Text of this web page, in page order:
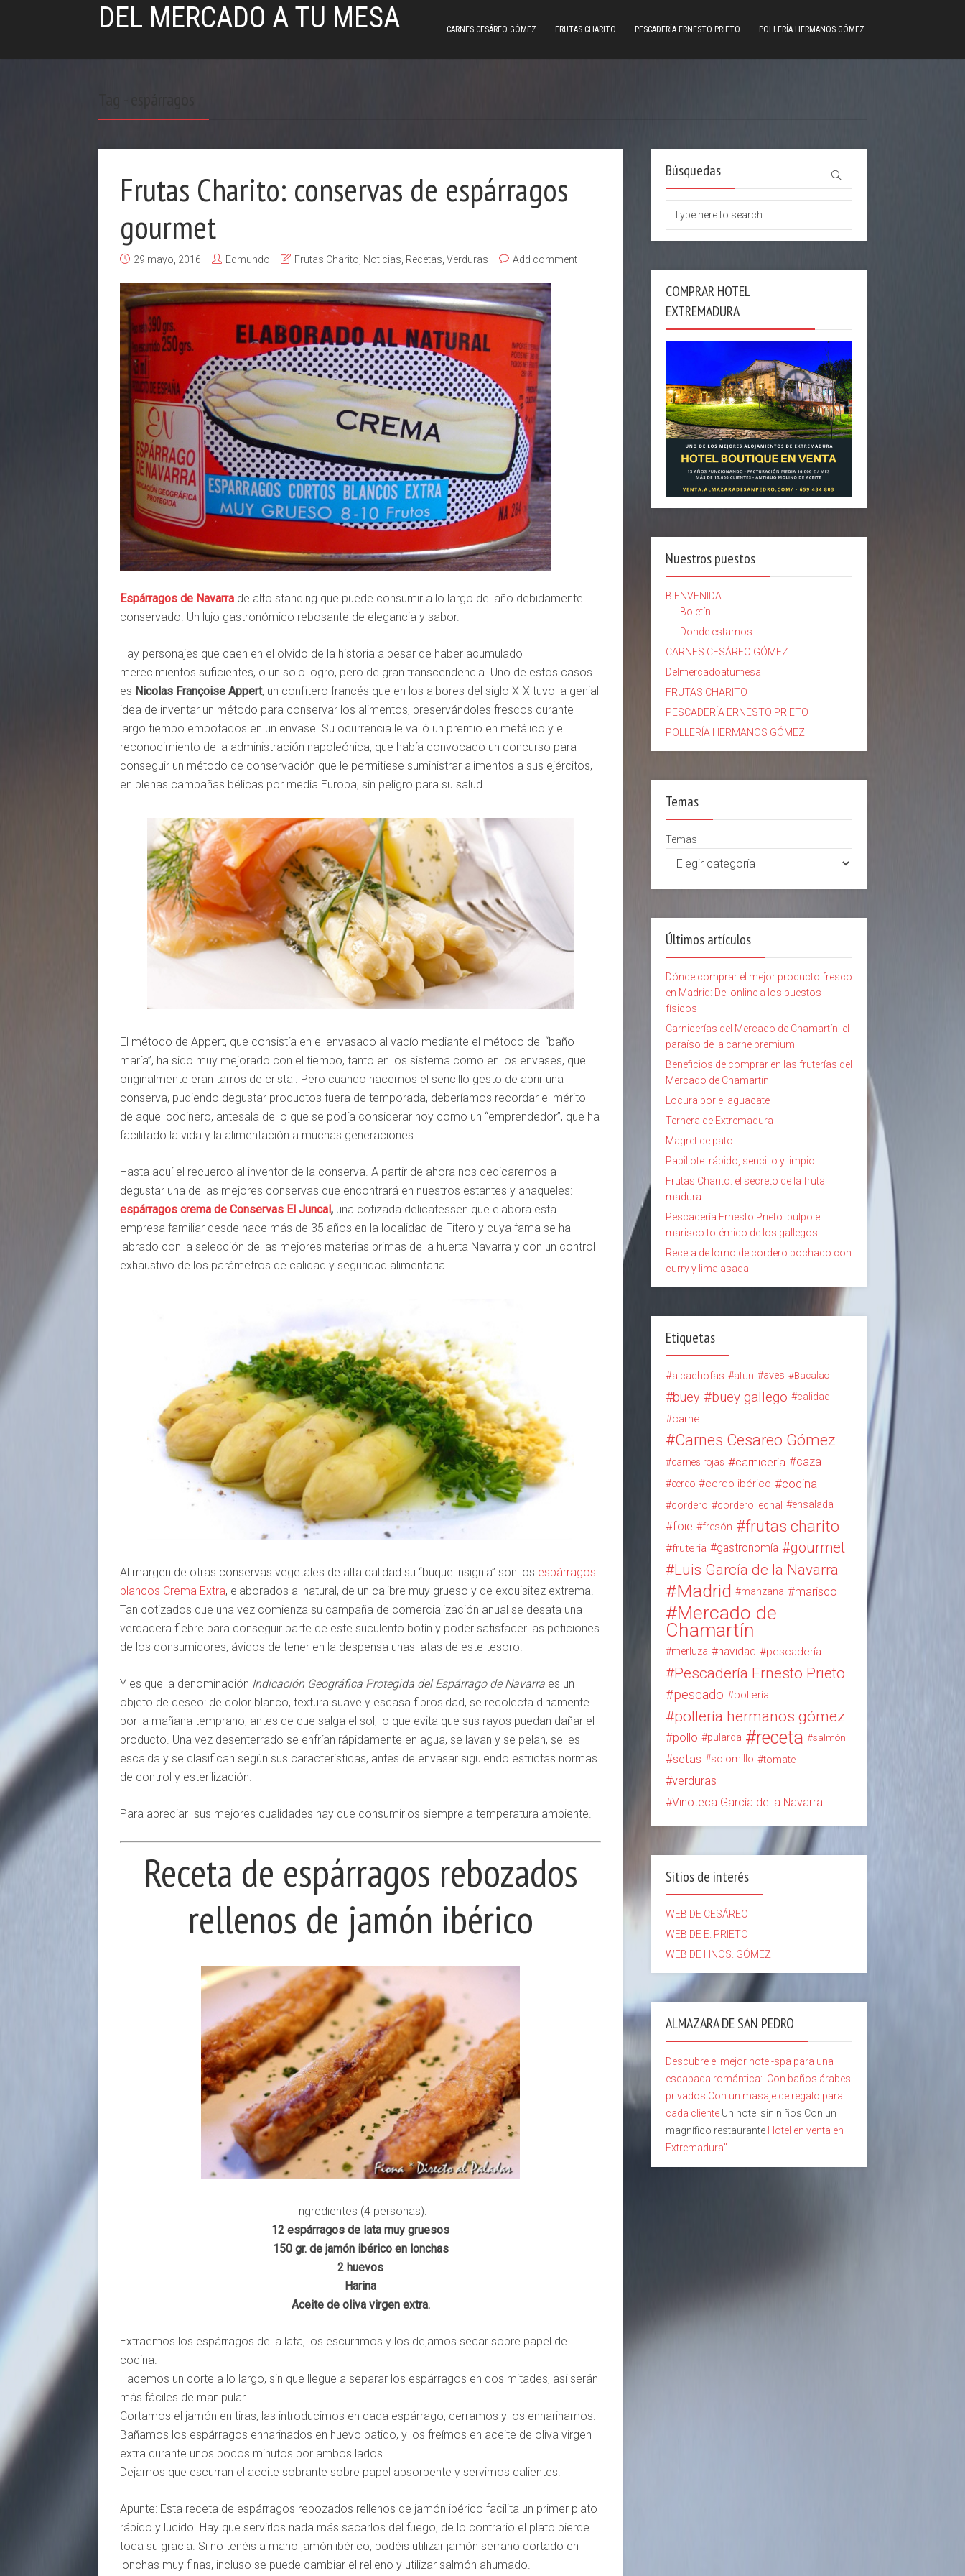
DEL MERCADO A TU MESA CARNES CESÁREO GÓMEZ FRUTAS CHARITO PESCADERÍA ERNESTO PRIETO POLLERÍA HERMANOS GÓMEZ
Frutas Charito: conservas de espárragos
gourmet
29 mayo, 2016 Edmundo Frutas Charito Noticias Recetas Verduras Add comment
Espárragos de Navarra de alto standing que puede consumir a lo largo del año debidamente
conservado. Un lujo gastronómico rebosante de elegancia y sabor.
Hay personajes que caen en el olvido de la historia a pesar de haber acumulado
merecimientos suficientes, o un solo logro, pero de gran transcendencia. Uno de estos casos
es Nicolas Françoise Appert, un confitero francés que en los albores del siglo XIX tuvo la genial
idea de inventar un método para conservar los alimentos, preservándoles frescos durante
largo tiempo embotados en un envase. Su ocurrencia le valió un premio en metálico y el
reconocimiento de la administración napoleónica, que había convocado un concurso para
conseguir un método de conservación que le permitiese suministrar alimentos a sus ejércitos,
en plenas campañas bélicas por media Europa, sin peligro para su salud.
El método de Appert, que consistía en el envasado al vacío mediante el método del “baño
maría”, ha sido muy mejorado con el tiempo, tanto en los sistema como en los envases, que
originalmente eran tarros de cristal. Pero cuando hacemos el sencillo gesto de abrir una
conserva, pudiendo degustar productos fuera de temporada, deberíamos recordar el mérito
de aquel cocinero, antesala de lo que se podía considerar hoy como un “emprendedor”, que ha
facilitado la vida y la alimentación a muchas generaciones.
Hasta aquí el recuerdo al inventor de la conserva. A partir de ahora nos dedicaremos a
degustar una de las mejores conservas que encontrará en nuestros estantes y anaqueles:
espárragos crema de Conservas El Juncal , una cotizada delicatessen que elabora esta
empresa familiar desde hace más de 35 años en la localidad de Fitero y cuya fama se ha
labrado con la selección de las mejores materias primas de la huerta Navarra y con un control
exhaustivo de los parámetros de calidad y seguridad alimentaria.
Al margen de otras conservas vegetales de alta calidad su “buque insignia” son los espárragos
blancos Crema Extra, elaborados al natural, de un calibre muy grueso y de exquisitez extrema.
Tan cotizados que una vez comienza su campaña de comercialización anual se desata una
verdadera fiebre para conseguir parte de este suculento botín y poder satisfacer las peticiones
de los consumidores, ávidos de tener en la despensa unas latas de este tesoro.
Y es que la denominación Indicación Geográfica Protegida del Espárrago de Navarra es un
objeto de deseo: de color blanco, textura suave y escasa fibrosidad, se recolecta diriamente
por la mañana temprano, antes de que salga el sol, lo que evita que sus rayos puedan dañar el
producto. Una vez desenterrado se enfrían rápidamente en agua, se lavan y se pelan, se les
escalda y se clasifican según sus características, antes de envasar siguiendo estrictas normas
de control y esterilización.
Para apreciar sus mejores cualidades hay que consumirlos siempre a temperatura ambiente.
Receta de espárragos rebozados
rellenos de jamón ibérico
Ingredientes (4 personas):
12 espárragos de lata muy gruesos
150 gr. de jamón ibérico en lonchas
2 huevos
Harina
Aceite de oliva virgen extra.
Extraemos los espárragos de la lata, los escurrimos y los dejamos secar sobre papel de
cocina.
Hacemos un corte a lo largo, sin que llegue a separar los espárragos en dos mitades, así serán
más fáciles de manipular.
Cortamos el jamón en tiras, las introducimos en cada espárrago, cerramos y los enharinamos.
Bañamos los espárragos enharinados en huevo batido, y los freímos en aceite de oliva virgen
extra durante unos pocos minutos por ambos lados.
Dejamos que escurran el aceite sobrante sobre papel absorbente y servimos calientes.
Apunte: Esta receta de espárragos rebozados rellenos de jamón ibérico facilita un primer plato
rápido y lucido. Hay que servirlos nada más sacarlos del fuego, de lo contrario el plato pierde
toda su gracia. Si no tenéis a mano jamón ibérico, podéis utilizar jamón serrano cortado en
lonchas muy finas, incluso se puede cambiar el relleno y utilizar salmón ahumado.
Búsquedas
COMPRAR HOTEL
EXTREMADURA
Nuestros puestos
BIENVENIDA
Boletín
Donde estamos
CARNES CESÁREO GÓMEZ
Delmercadoatumesa
FRUTAS CHARITO
PESCADERÍA ERNESTO PRIETO
POLLERÍA HERMANOS GÓMEZ
Temas
Temas
Últimos artículos
Dónde comprar el mejor producto fresco
en Madrid: Del online a los puestos
físicos
Carnicerías del Mercado de Chamartín: el
paraíso de la carne premium
Beneficios de comprar en las fruterías del
Mercado de Chamartín
Locura por el aguacate
Ternera de Extremadura
Magret de pato
Papillote: rápido, sencillo y limpio
Frutas Charito: el secreto de la fruta
madura
Pescadería Ernesto Prieto: pulpo el
marisco totémico de los gallegos
Receta de lomo de cordero pochado con
curry y lima asada
Etiquetas
alcachofas atun aves Bacalao
buey buey gallego calidad
carne
Carnes Cesareo Gómez
carnes rojas carnicería caza
cerdo cerdo ibérico cocina
cordero cordero lechal ensalada
foie fresón frutas charito
fruteria gastronomía gourmet
Luis García de la Navarra
Madrid manzana marisco
Mercado de
Chamartín
merluza navidad pescadería
Pescadería Ernesto Prieto
pescado pollería
pollería hermanos gómez
pollo pularda receta salmón
setas solomillo tomate
verduras
Vinoteca García de la Navarra
Sitios de interés
WEB DE CESÁREO
WEB DE E. PRIETO
WEB DE HNOS. GÓMEZ
ALMAZARA DE SAN PEDRO
Descubre el mejor hotel-spa para una
escapada romántica: Con baños árabes
privados Con un masaje de regalo para
cada cliente Un hotel sin niños Con un
magnífico restaurante Hotel en venta en
Extremadura"